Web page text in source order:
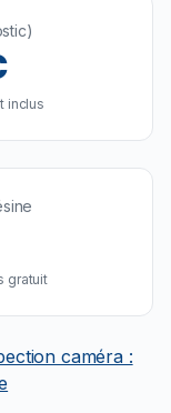
inclus
gratuit
caméra :